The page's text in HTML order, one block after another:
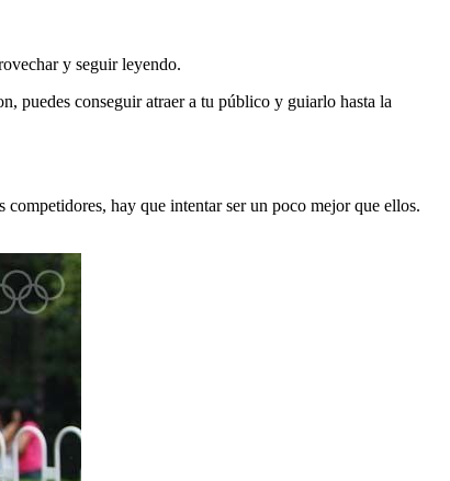
y seguir leyendo.
puedes conseguir atraer a tu público y guiarlo hasta la
hay que intentar ser un poco mejor que ellos.